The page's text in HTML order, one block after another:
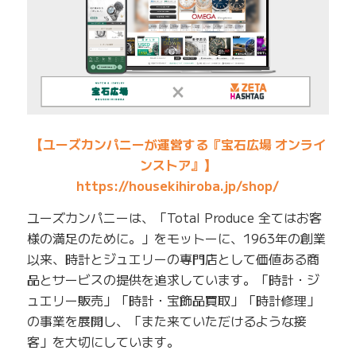
【ユーズカンパニーが運営する『宝石広場 オンライ
ンストア』】
https://housekihiroba.jp/shop/
ユーズカンパニーは、「Total Produce 全てはお客
様の満足のために。」をモットーに、1963年の創業
以来、時計とジュエリーの専門店として価値ある商
品とサービスの提供を追求しています。「時計・ジ
ュエリー販売」「時計・宝飾品買取」「時計修理」
の事業を展開し、「また来ていただけるような接
客」を大切にしています。